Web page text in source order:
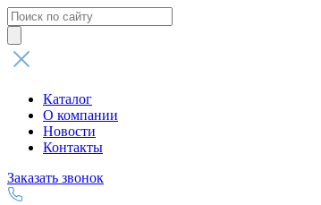
Поиск
товаров
Каталог
О компании
Новости
Контакты
Заказать звонок